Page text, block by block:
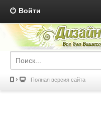
Войти
Полная версия сайта